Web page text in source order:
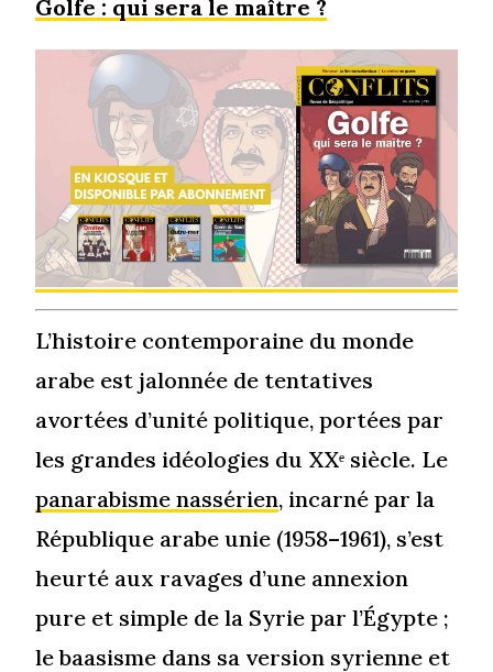
Golfe : qui sera le maître ?
L’histoire contemporaine du monde
arabe est jalonnée de tentatives
avortées d’unité politique, portées par
les grandes idéologies du XXᵉ siècle. Le
panarabisme nassérien, incarné par la
République arabe unie (1958–1961), s’est
heurté aux ravages d’une annexion
pure et simple de la Syrie par l’Égypte ;
le baasisme dans sa version syrienne et